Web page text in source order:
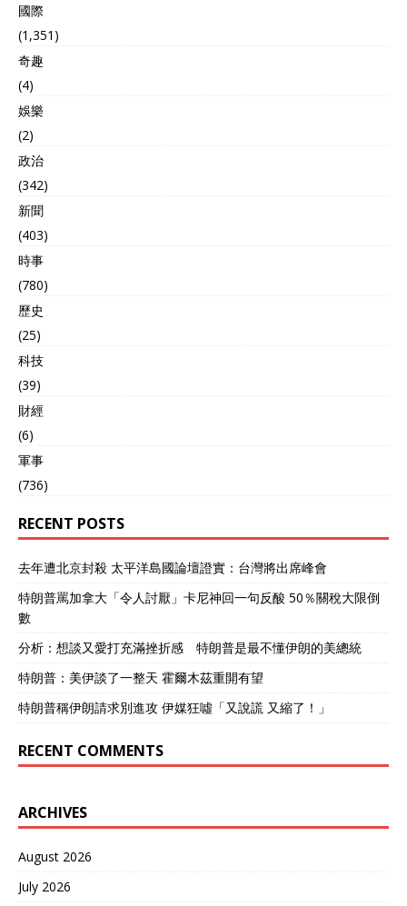
在，美国没有一刻放过以这
个理由对俄罗斯甚至是中国
进行制裁的机会，真是煞费
苦心了。 而在这两件事中，
显然，倒霉的欧盟又是一个
都没有落掉，作为一个既和
中的重要角色，能让美国发
出胁迫也算正常。 然而，这
样的受关注程度对于欧盟来
说实在是消受不了。一方
面，作为美国的长期盟友，
欧盟一直和美国建立着紧密
的经贸和政治联系，对于美
国的胁迫他们并不敢肆意反
抗。 再说了，他们也不是没
有反抗过，最后的结果还不
开放市场并投资美国的“奖
赏”，这个滋味，他们并不想
尝试第二次。 但反过来，对
于中国他们也是不敢轻易反
驳的。在之前的关税战中，
欧盟曾经帮着美国对中国发
起了不少制裁行动，深深的
伤害了中欧两方的情谊。 也
是因为如此，在欧盟主席冯
没有对其表示十分热烈的欢
迎，其根本原因还是因为欧
盟的不诚心。 况且，因为涉
俄问题，欧盟曾经对中国的
金融机构进行制裁，中国如
今也已经对欧盟的两家金融
机构进行反制，算是实实在
在的给了他们一巴掌，也给
了他们一次警告。 所以，面
对如今贝森特的喊话，欧盟
是既不知道怎么回应，也不
敢回应，两头为难之后，只
有沉默不语了。 3、美国的
算盘 虽然当前美国的心思看
关税战的执着还是很深的，
要不然也不会在这个节骨眼
上逼迫欧盟和美国统一步
伐。 其实，这并不是美国
头一次耍小聪明，在今年6
國際
(1,351)
奇趣
(4)
娛樂
(2)
政治
(342)
新聞
(403)
時事
(780)
歷史
(25)
科技
(39)
財經
(6)
軍事
(736)
RECENT POSTS
去年遭北京封殺 太平洋島國論壇證實：台灣將出席峰會
特朗普罵加拿大「令人討厭」卡尼神回一句反酸 50％關稅大限倒
數
分析：想談又愛打充滿挫折感 特朗普是最不懂伊朗的美總統
特朗普：美伊談了一整天 霍爾木茲重開有望
特朗普稱伊朗請求別進攻 伊媒狂噓「又說謊 又縮了！」
RECENT COMMENTS
ARCHIVES
August 2026
July 2026